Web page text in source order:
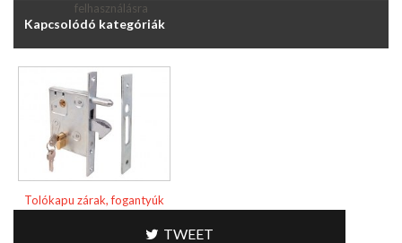
felhasználásra
Kapcsolódó kategóriák
Tolókapu zárak, fogantyúk
TWEET